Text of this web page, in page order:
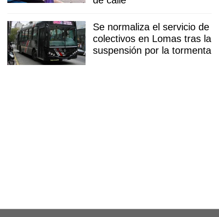
Se normaliza el servicio de
colectivos en Lomas tras la
suspensión por la tormenta